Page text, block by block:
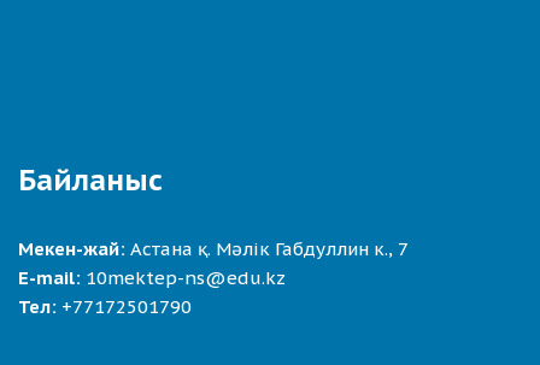
Байланыс
Мекен-жай: Астана қ. Мәлік Габдуллин к., 7
E-mail: 10mektep-ns@edu.kz
Тел: +77172501790